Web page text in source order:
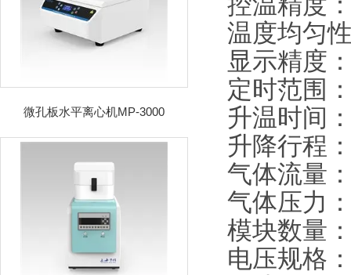
微孔板水平离心机MP-3000
温度均匀
显示精度
定时范围
升温时间
升降行程
气体流量
气体压力
模块数量
电压规格